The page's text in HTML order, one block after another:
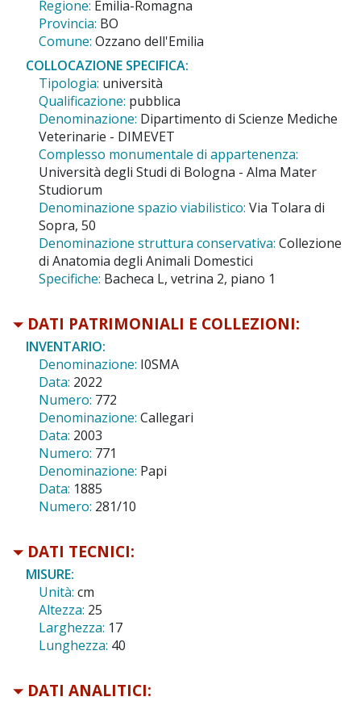
Regione: Emilia-Romagna
Provincia: BO
Comune: Ozzano dell'Emilia
COLLOCAZIONE SPECIFICA:
Tipologia: università
Qualificazione: pubblica
Denominazione: Dipartimento di Scienze Mediche
Veterinarie - DIMEVET
Complesso monumentale di appartenenza:
Università degli Studi di Bologna - Alma Mater
Studiorum
Denominazione spazio viabilistico: Via Tolara di
Sopra, 50
Denominazione struttura conservativa: Collezione
di Anatomia degli Animali Domestici
Specifiche: Bacheca L, vetrina 2, piano 1
DATI PATRIMONIALI E COLLEZIONI:
INVENTARIO:
Denominazione: I0SMA
Data: 2022
Numero: 772
Denominazione: Callegari
Data: 2003
Numero: 771
Denominazione: Papi
Data: 1885
Numero: 281/10
DATI TECNICI:
MISURE:
Unità: cm
Altezza: 25
Larghezza: 17
Lunghezza: 40
DATI ANALITICI: